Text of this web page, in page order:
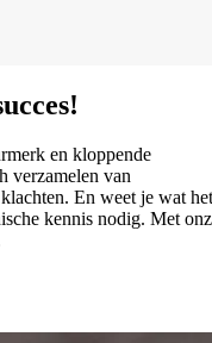
en kloppende
verzamelen van
En weet je wat het
kennis nodig. Met